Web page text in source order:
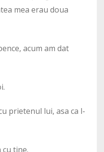
mea erau doua
acum am dat
prietenul lui, asa ca l-
cu tine.